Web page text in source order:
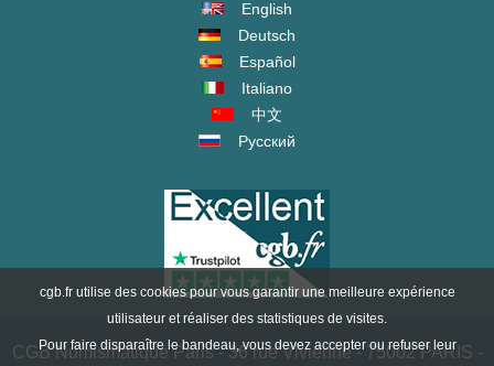
English
Deutsch
Español
Italiano
中文
Русский
CGB Numismatique Paris - 36 rue Vivienne - 75002 PARIS -
cgb.fr utilise des cookies pour vous garantir une meilleure expérience
utilisateur et réaliser des statistiques de visites.
Pour faire disparaître le bandeau, vous devez accepter ou refuser leur